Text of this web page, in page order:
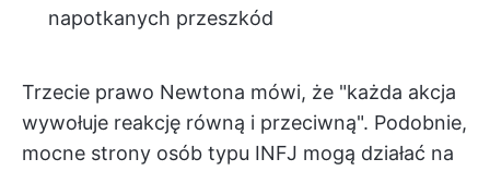
napotkanych przeszkód
Trzecie prawo Newtona mówi, że "każda akcja
wywołuje reakcję równą i przeciwną". Podobnie,
mocne strony osób typu INFJ mogą działać na